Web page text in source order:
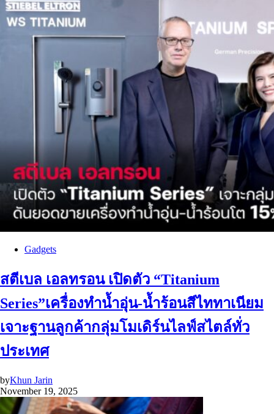
Gadgets
สตีเบล เอลทรอน เปิดตัว “Titanium
Series”เครื่องทำน้ำอุ่น-น้ำร้อนสีไททาเนียม
เจาะฐานลูกค้ากลุ่มโมเดิร์นไลฟ์สไตล์ทั่ว
ประเทศ
byKhun Jarin
November 19, 2025